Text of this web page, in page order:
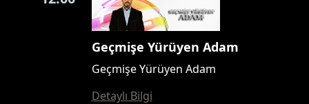
Geçmişe Yürüyen Adam
Geçmişe Yürüyen Adam
Detaylı Bilgi